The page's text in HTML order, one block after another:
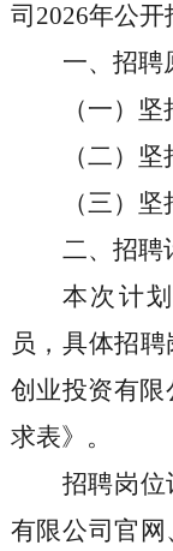
司 2026年公开
一、招聘
（一）
（二）
（三）
二、招聘
本次计
员，具体招
创业投资有限
求表》。
招聘岗位
有限公司官网